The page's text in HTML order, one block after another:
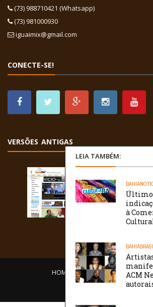
LEIA TAMBÉM:
BAHIA
à
BAHIA
ACM
(73) 988710421 (Whatsapp)
(73) 981000930
iguaimix@gmail.com
CONECTE-SE!
VERSÕES ANTIGAS
HOME EQUIPE O PORTAL
/// WebtivaHOSTING